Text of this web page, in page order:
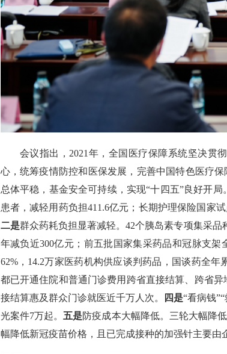
会议指出，2021年，全国医疗保障系统坚决贯
心，统筹疫情防控和医保发展，完善中国特色医疗
总体平稳，基金安全可持续，实现“十四五”良好开局。
患者，减轻用药负担411.6亿元；长期护理保险国家
二是群众药耗负担显著减轻。42个胰岛素专项集采
年减负近300亿元；前五批国家集采药品和冠脉支架
62%，14.2万家医药机构供应谈判药品，国谈药全年
都已开通住院和普通门诊费用跨省直接结算、跨省
接结算惠及群众门诊就医近千万人次。
四是“看病钱
光案件7万起。 五是防疫成本大幅降低。三轮大幅降
幅降低新冠疫苗价格，且已完成接种的加强针主要由